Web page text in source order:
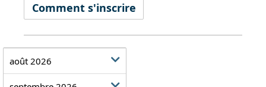
Comment s'inscrire
août 2026